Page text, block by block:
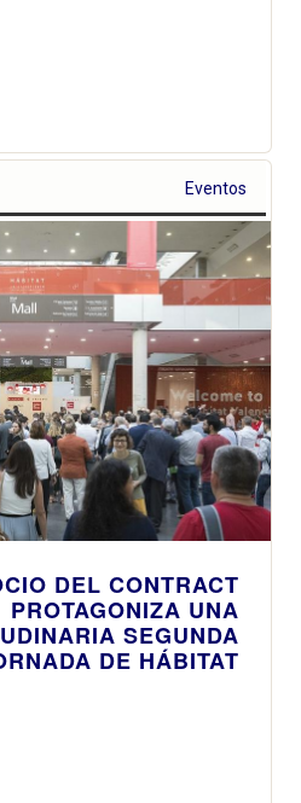
Eventos
DEL CONTRACT
PROTAGONIZA UNA
SEGUNDA
DE HÁBITAT